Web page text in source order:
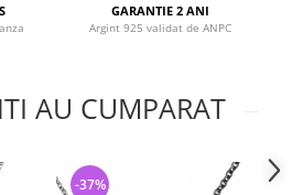
GARANTIE 2 ANI
Argint 925 validat de ANPC
AU CUMPARAT
-37%